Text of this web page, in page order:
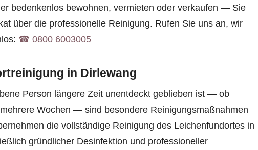
bedenkenlos bewohnen, vermieten oder verkaufen — Sie
über die professionelle Reinigung. Rufen Sie uns an, wir
☎︎ 0800 6003005
in Dirlewang
Person längere Zeit unentdeckt geblieben ist — ob
Wochen — sind besondere Reinigungsmaßnahmen
die vollständige Reinigung des Leichenfundortes in
gründlicher Desinfektion und professioneller